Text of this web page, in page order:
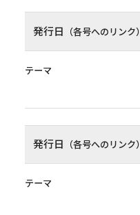
発行日 （各号へのリンク）
テーマ
発行日 （各号へのリンク）
テーマ